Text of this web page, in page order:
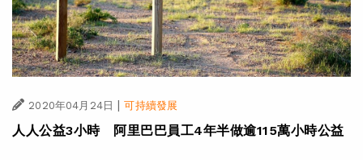
2020年04月24日 | 可持續發展
人人公益3小時 阿里巴巴員工4年半做逾115萬小時公益